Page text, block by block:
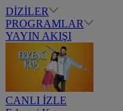
DİZİLER
PROGRAMLAR
YAYIN AKIŞI
CANLI İZLE